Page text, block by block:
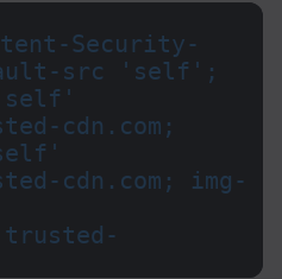
Security-
src 'self';
cdn.com;
cdn.com; img-